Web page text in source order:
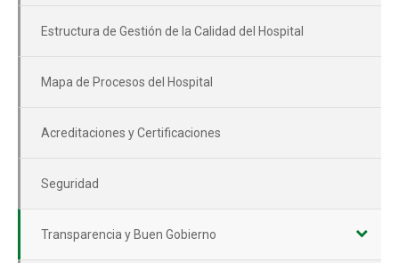
Estructura de Gestión de la Calidad del Hospital
Mapa de Procesos del Hospital
Acreditaciones y Certificaciones
Seguridad
Transparencia y Buen Gobierno